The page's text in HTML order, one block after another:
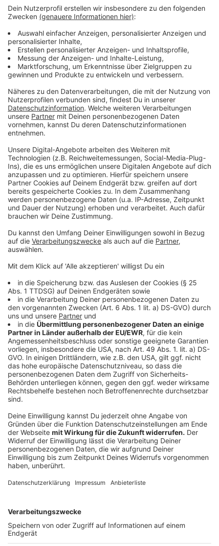
Jochen Ott sitzt seit 2010 im nordrhein-westfälischen
Landtag und ist seit Mai 2023 Vorsitzender der SPD-
Fraktion. Der 51-jährige Kölner gilt als angriffslustiger
und scharfzüngiger Kritiker der CDU-geführten
Landesregierung. Vor seiner politischen Laufbahn
arbeitete Ott als Lehrer an einer Gesamtschule in
Brühl und unterrichtete die Fächer Geschichte,
Sozialwissenschaften und Katholische Religion.
Anzeige
Thematische Schwerpunkte und persönliche
Einblicke
Anzeige
Inhaltlich setzt Ott vor allem auf soziale Gerechtigkeit
und Bildung. Berufstätige Familien sollen nach seinen
Vorstellungen wieder stärker in den Mittelpunkt der
Landespolitik rücken. Abseits der Politik spielt für den
Familienvater das private Umfeld eine große Rolle: Der
51-Jährige lebt mit seiner Frau, seinen drei Töchtern
und einem Hund zusammen und verbringt nach eigenen
Angaben gerne Zeit mit seiner Familie.
Anzeige
Formale Nominierung und Blick auf die CDU
Anzeige
Aufstellungsparteitag der NRW-SPD am 13. Juni. Der
Zeitplan der CDU in NRW sieht eine offizielle
Nominierung erst viel später vor: Die Christdemokraten
wollen ihren Spitzenkandidaten für die Landtagswahl
erst im kommenden Jahr nominieren. Dass
Spitzenkandidat antritt, gilt aber als sicher. Die
Frühjahr 2027 geplant.
Autoren: Kimberly Klages / José Narciandi